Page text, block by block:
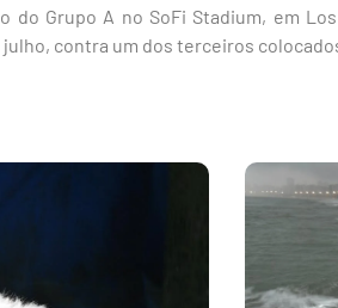
do Grupo A no SoFi Stadium, em
contra um dos terceiros